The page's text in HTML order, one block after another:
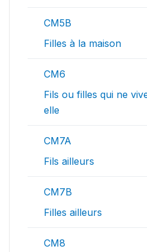
CM5B
Filles à la maison
CM6
Fils ou filles qui ne
elle
CM7A
Fils ailleurs
CM7B
Filles ailleurs
CM8